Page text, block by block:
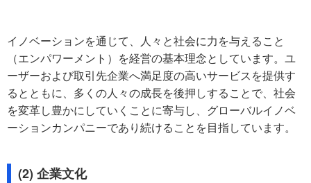
イノベーションを通じて、人々と社会に力を与えること
（エンパワーメント）を経営の基本理念としています。ユ
ーザーおよび取引先企業へ満足度の高いサービスを提供す
るとともに、多くの人々の成長を後押しすることで、社会
を変革し豊かにしていくことに寄与し、グローバルイノベ
ーションカンパニーであり続けることを目指しています。
(2) 企業文化